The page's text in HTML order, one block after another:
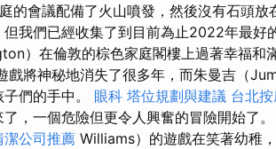
的會議配備了火山噴發，然後沒有石頭放
我們已經收集了到目前為止2022年最好
）在倫敦的棕色家庭閣樓上過著幸福和
戲將神秘地消失了很多年，而朱曼吉（
們的手中。 眼科 塔位規劃與建議 台北
，一個危險但更令人興奮的冒險開始了。
潔公司推薦 Williams）的遊戲在笑著幼稚